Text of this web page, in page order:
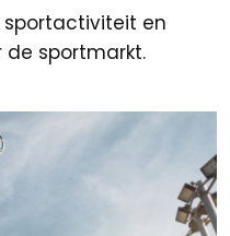
en
de sportmarkt.